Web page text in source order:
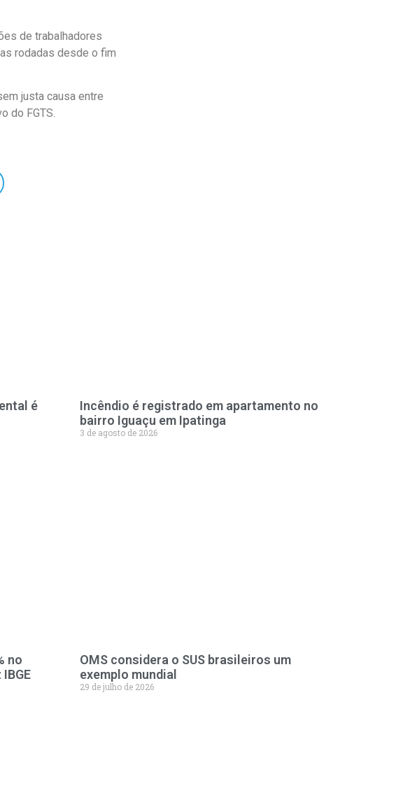
de trabalhadores
rodadas desde o fim
justa causa entre
do FGTS.
é
Incêndio é registrado em apartamento no
bairro Iguaçu em Ipatinga
3 de agosto de 2026
no
OMS considera o SUS brasileiros um
exemplo mundial
29 de julho de 2026